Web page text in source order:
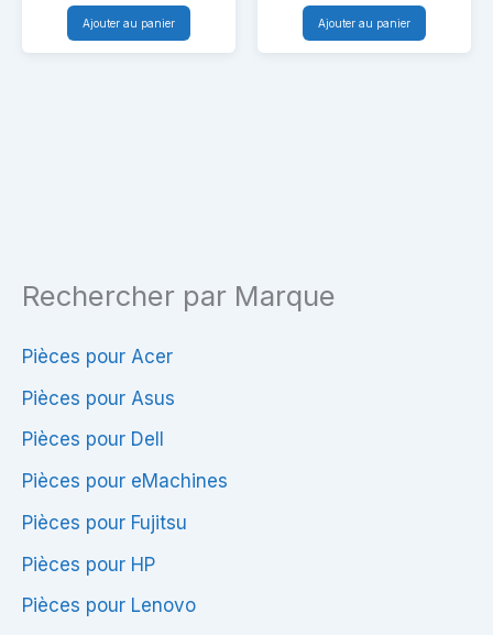
Rechercher par Marque
Pièces pour Acer
Pièces pour Asus
Pièces pour Dell
Pièces pour eMachines
Pièces pour Fujitsu
Pièces pour HP
Pièces pour Lenovo
REV:2.1
Carte
Ajouter au panier
Acer
N16P1
Ajouter au panier